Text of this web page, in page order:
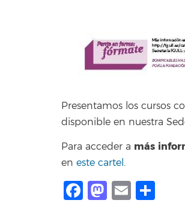
Presentamos los cursos
disponible en nuestra
Para acceder a más
en este cartel.
Facebook
Email